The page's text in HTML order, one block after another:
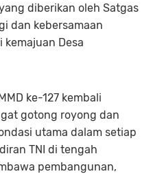
diberikan oleh Satgas
dan kebersamaan
Desa
ke-127 kembali
gotong royong dan
utama dalam setiap
TNI di tengah
pembangunan,